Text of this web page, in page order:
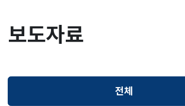
보도자료
전체선택됨